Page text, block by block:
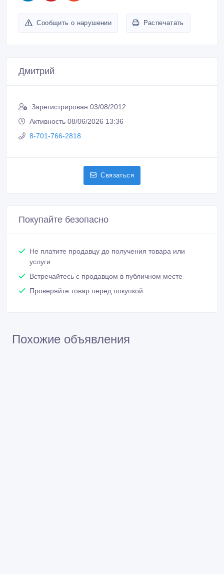
Сообщить о нарушении Распечатать
Дмитрий
Зарегистрирован 03/08/2012
Активность 08/06/2026 13:36
8-701-766-2818
Связаться
Покупайте безопасно
Не платите продавцу до получения товара или
услуги
Встречайтесь с продавцом в публичном месте
Проверяйте товар перед покупкой
Похожие объявления